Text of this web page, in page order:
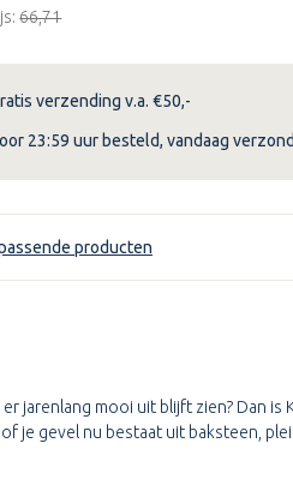
€66,71
verzending v.a. €50,-
23:59 uur besteld, vandaag
producten
jarenlang mooi uit blijft zien? Dan is
je gevel nu bestaat uit baksteen,